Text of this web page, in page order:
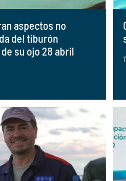
aspectos no
del tiburón
su ojo 28 abril